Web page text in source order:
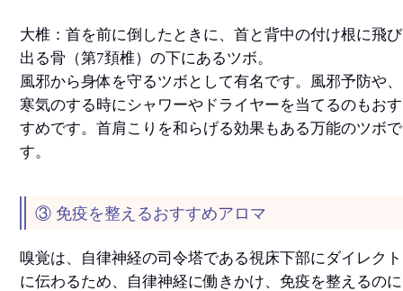
大椎：首を前に倒したときに、首と背中の付け根に飛び
出る骨（第7頚椎）の下にあるツボ。
風邪から身体を守るツボとして有名です。風邪予防や、
寒気のする時にシャワーやドライヤーを当てるのもおす
すめです。首肩こりを和らげる効果もある万能のツボで
す。
③ 免疫を整えるおすすめアロマ
嗅覚は、自律神経の司令塔である視床下部にダイレクト
に伝わるため、自律神経に働きかけ、免疫を整えるのに